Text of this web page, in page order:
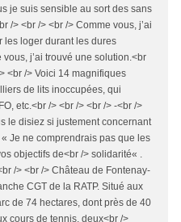
je suis sensible au sort des sans
/> <br /> <br /> Comme vous, j’ai
les loger durant les dures
vous, j’ai trouvé une solution.<br
<br /> Voici 14 magnifiques
de lits inoccupées, qui
etc.<br /> <br /> <br /> -<br />
le disiez si justement concernant
Je ne comprendrais pas que les
objectifs de<br /> solidarité« .
/> <br /> Château de Fontenay-
CGT de la RATP. Situé aux
de 74 hectares, dont près de 40
cours de tennis, deux<br />